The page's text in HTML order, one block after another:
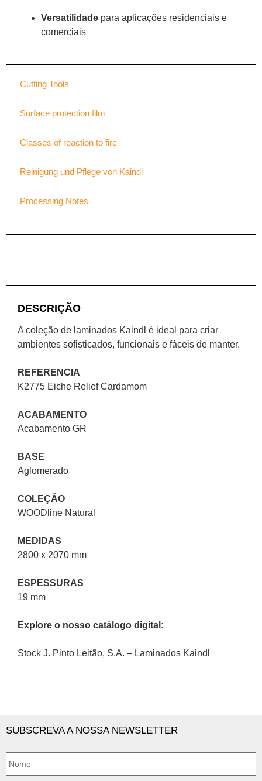
Versatilidade para aplicações residenciais e
comerciais
Cutting Tools
Surface protection film
Classes of reaction to fire
Reinigung und Pflege von Kaindl
Processing Notes
DESCRIÇÃO
A coleção de laminados Kaindl é ideal para criar
ambientes sofisticados, funcionais e fáceis de manter.
REFERENCIA
K2775 Eiche Relief Cardamom
ACABAMENTO
Acabamento GR
BASE
Aglomerado
COLEÇÃO
WOODline Natural
MEDIDAS
2800 x 2070 mm
ESPESSURAS
19 mm
Explore o nosso catálogo digital:
Stock J. Pinto Leitão, S.A. – Laminados Kaindl
SUBSCREVA A NOSSA NEWSLETTER